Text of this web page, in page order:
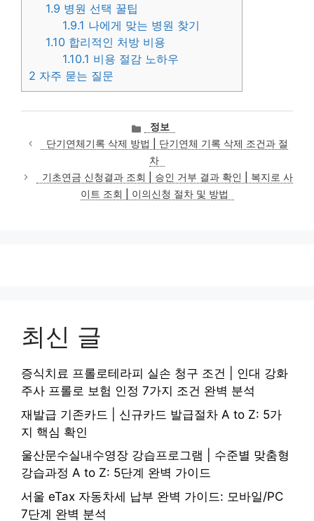
1.9 병원 선택 꿀팁
1.9.1 나에게 맞는 병원 찾기
1.10 합리적인 처방 비용
1.10.1 비용 절감 노하우
2 자주 묻는 질문
카
테
고
리
정보
단기연체기록 삭제 방법 | 단기연체 기록 삭제 조건과 절
차
기초연금 신청결과 조회 | 승인 거부 결과 확인 | 복지로 사
이트 조회 | 이의신청 절차 및 방법
최신 글
증식치료 프롤로테라피 실손 청구 조건 | 인대 강화
주사 프롤로 보험 인정 7가지 조건 완벽 분석
재발급 기존카드 | 신규카드 발급절차 A to Z: 5가
지 핵심 확인
울산문수실내수영장 강습프로그램 | 수준별 맞춤형
강습과정 A to Z: 5단계 완벽 가이드
서울 eTax 자동차세 납부 완벽 가이드: 모바일/PC
7단계 완벽 분석